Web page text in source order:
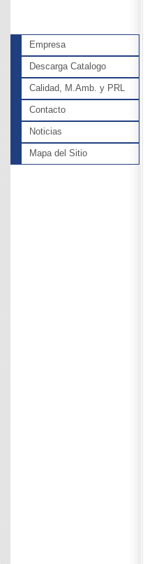
Empresa
Descarga Catalogo
Calidad, M.Amb. y PRL
Contacto
Noticias
Mapa del Sitio